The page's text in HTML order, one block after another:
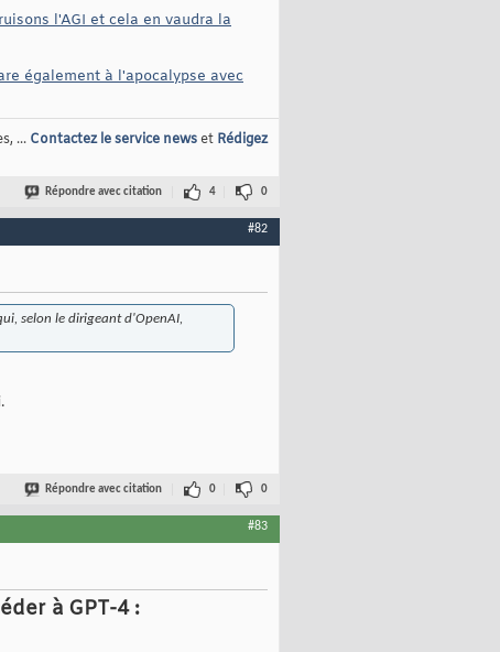
l'AGI et cela en vaudra la
également à l'apocalypse avec
... Contactez le service newset Rédigez
Répondre avec citation 4 0
#82
selon le dirigeant d'OpenAI,
Répondre avec citation 0 0
#83
à GPT-4 :